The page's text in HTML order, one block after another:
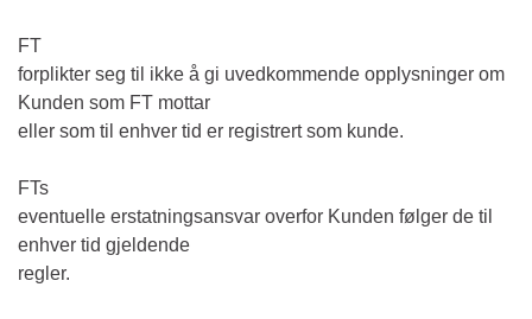
FT
forplikter seg til ikke å gi uvedkommende opplysninger om
Kunden som FT mottar
eller som til enhver tid er registrert som kunde.
FTs
eventuelle erstatningsansvar overfor Kunden følger de til
enhver tid gjeldende
regler.